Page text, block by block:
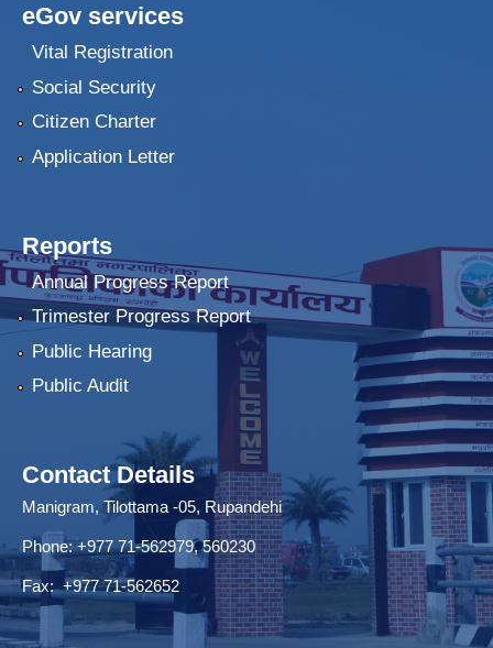
eGov services
Vital Registration
Social Security
Citizen Charter
Application Letter
Reports
Annual Progress Report
Trimester Progress Report
Public Hearing
Public Audit
Contact Details
Manigram, Tilottama -05, Rupandehi
Phone: +977 71-562979, 560230
Fax: +977 71-562652